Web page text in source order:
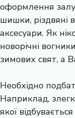
оформлення залу
шишки, різдвяні
аксесуари. Як
новорічні
зимових свят, а
Необхідно
Наприклад,
якої